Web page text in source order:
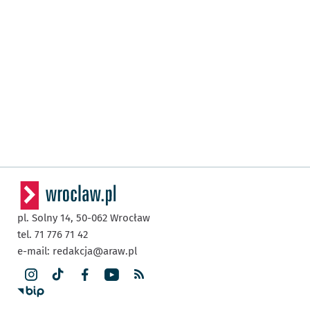
pl. Solny 14, 50-062 Wrocław
tel. 71 776 71 42
e-mail: redakcja@araw.pl